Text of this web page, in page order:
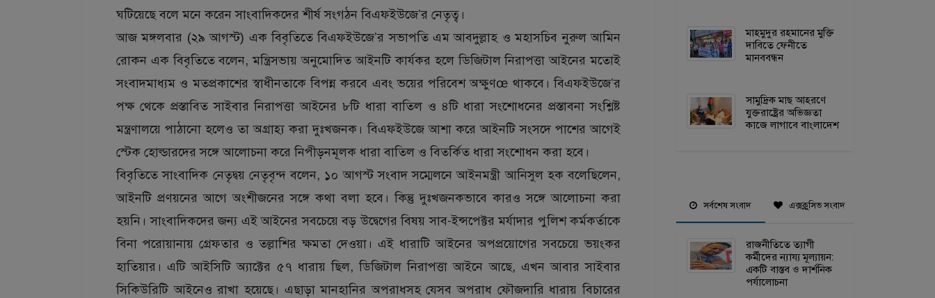
ঘটিয়েছে বলে মনে করেন সাংবাদিকদের শীর্ষ সংগঠন বিএফইউজে’র নেতৃত্ব।
আজ মঙ্গলবার (২৯ আগস্ট) এক বিবৃতিতে বিএফইউজে’র সভাপতি এম আবদুল্লাহ ও মহাসচিব নুরুল আমিন
রোকন এক বিবৃতিতে বলেন, মন্ত্রিসভায় অনুমোদিত আইনটি কার্যকর হলে ডিজিটাল নিরাপত্তা আইনের মতোই
সংবাদমাধ্যম ও মতপ্রকাশের স্বাধীনতাকে বিপন্ন করবে এবং ভয়ের পরিবেশ অক্ষুণœ থাকবে। বিএফইউজে’র
পক্ষ থেকে প্রস্তাবিত সাইবার নিরাপত্তা আইনের ৮টি ধারা বাতিল ও ৪টি ধারা সংশোধনের প্রস্তাবনা সংশ্লিষ্ট
মন্ত্রণালয়ে পাঠানো হলেও তা অগ্রাহ্য করা দুঃখজনক। বিএফইউজে আশা করে আইনটি সংসদে পাশের আগেই
স্টেক হোল্ডারদের সঙ্গে আলোচনা করে নিপীড়নমূলক ধারা বাতিল ও বিতর্কিত ধারা সংশোধন করা হবে।
বিবৃতিতে সাংবাদিক নেতৃদ্বয় নেতৃবৃন্দ বলেন, ১০ আগস্ট সংবাদ সম্মেলনে আইনমন্ত্রী আনিসুল হক বলেছিলেন,
আইনটি প্রণয়নের আগে অংশীজনের সঙ্গে কথা বলা হবে। কিন্তু দুঃখজনকভাবে কারও সঙ্গে আলোচনা করা
হয়নি। সাংবাদিকদের জন্য এই আইনের সবচেয়ে বড় উদ্বেগের বিষয় সাব-ইন্সপেক্টর মর্যাদার পুলিশ কর্মকর্তাকে
বিনা পরোয়ানায় গ্রেফতার ও তল্লাশির ক্ষমতা দেওয়া। এই ধারাটি আইনের অপপ্রয়োগের সবচেয়ে ভয়ংকর
হাতিয়ার। এটি আইসিটি অ্যাক্টের ৫৭ ধারায় ছিল, ডিজিটাল নিরাপত্তা আইনে আছে, এখন আবার সাইবার
সিকিউরিটি আইনেও রাখা হয়েছে। এছাড়া মানহানির অপরাধসহ যেসব অপরাধ ফৌজদারি ধারায় বিচারের
মাহমুদুর রহমানের মুক্তি
দাবিতে ফেনীতে
মানববন্ধন
সামুদ্রিক মাছ আহরণে
যুক্তরাষ্ট্রের অভিজ্ঞতা
কাজে লাগাবে বাংলাদেশ
সর্বশেষ সংবাদ এক্সক্লুসিভ সংবাদ
রাজনীতিতে ত্যাগী
কর্মীদের ন্যায্য মূল্যায়ন:
একটি বাস্তব ও দার্শনিক
পর্যালোচনা